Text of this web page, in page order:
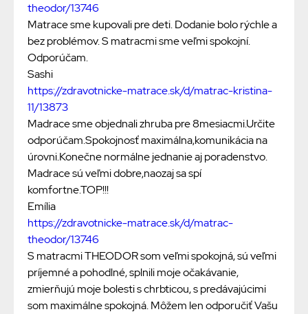
theodor/13746
Matrace sme kupovali pre deti. Dodanie bolo rýchle a
bez problémov. S matracmi sme veľmi spokojní.
Odporúčam.
Sashi
https://zdravotnicke-matrace.sk/d/matrac-kristina-
11/13873
Madrace sme objednali zhruba pre 8mesiacmi.Určite
odporúčam.Spokojnosť maximálna,komunikácia na
úrovni.Konečne normálne jednanie aj poradenstvo.
Madrace sú veľmi dobre,naozaj sa spí
komfortne.TOP!!!
Emília
https://zdravotnicke-matrace.sk/d/matrac-
theodor/13746
S matracmi THEODOR som veľmi spokojná, sú veľmi
príjemné a pohodlné, splnili moje očakávanie,
zmierňujú moje bolesti s chrbticou, s predávajúcimi
som maximálne spokojná. Môžem len odporučiť Vašu